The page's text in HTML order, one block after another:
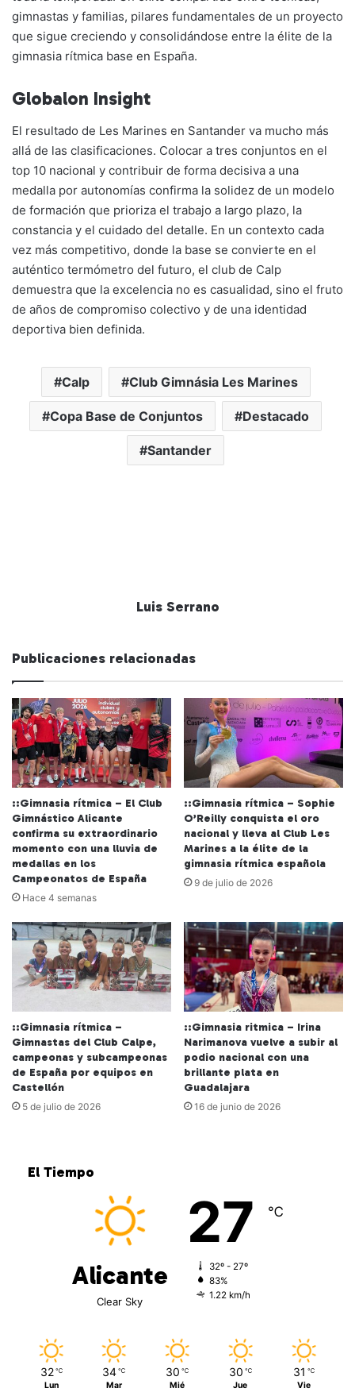
gimnastas y familias, pilares fundamentales de un proyecto
que sigue creciendo y consolidándose entre la élite de la
gimnasia rítmica base en España.
Globalon Insight
El resultado de Les Marines en Santander va mucho más
allá de las clasificaciones. Colocar a tres conjuntos en el
top 10 nacional y contribuir de forma decisiva a una
medalla por autonomías confirma la solidez de un modelo
de formación que prioriza el trabajo a largo plazo, la
constancia y el cuidado del detalle. En un contexto cada
vez más competitivo, donde la base se convierte en el
auténtico termómetro del futuro, el club de Calp
demuestra que la excelencia no es casualidad, sino el fruto
de años de compromiso colectivo y de una identidad
deportiva bien definida.
Calp Club Gimnásia Les Marines
Copa Base de Conjuntos Destacado
Santander
Luis Serrano
Publicaciones relacionadas
::Gimnasia rítmica – El Club
Gimnástico Alicante
confirma su extraordinario
momento con una lluvia de
medallas en los
Campeonatos de España
Hace 4 semanas
::Gimnasia rítmica – Sophie
O’Reilly conquista el oro
nacional y lleva al Club Les
Marines a la élite de la
gimnasia rítmica española
9 de julio de 2026
::Gimnasia rítmica –
Gimnastas del Club Calpe,
campeonas y subcampeonas
de España por equipos en
Castellón
5 de julio de 2026
::Gimnasia ritmica – Irina
Narimanova vuelve a subir al
podio nacional con una
brillante plata en
Guadalajara
16 de junio de 2026
El Tiempo
Alicante
Clear Sky
27 ℃
32º - 27º
83%
1.22 km/h
32 ℃
Lun
34 ℃
Mar
30 ℃
Mié
30 ℃
Jue
31 ℃
Vie